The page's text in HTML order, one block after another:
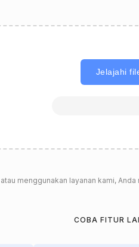
Jelajahi
menggunakan layanan kami, Anda
COBA FITUR